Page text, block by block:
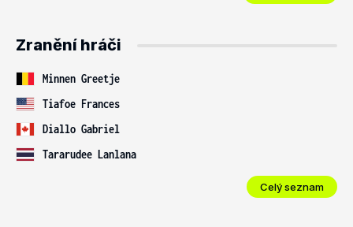
Zranění hráči
Minnen Greetje
Tiafoe Frances
Diallo Gabriel
Tararudee Lanlana
Celý seznam